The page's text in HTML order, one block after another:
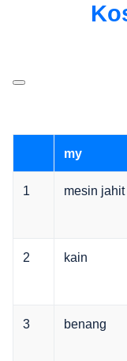
my
1 mesin jahit
2 kain
3 benang